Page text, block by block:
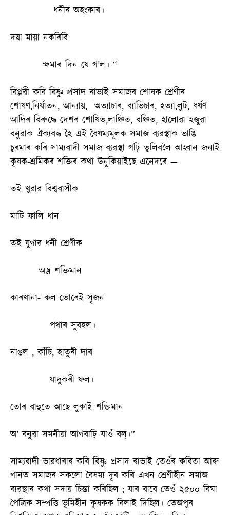
ধনীৰ অহংকাৰ।
দয়া মায়া নকৰিবি
‌‌ক্ষমাৰ দিন যে গ’ল। “
বিপ্লৱী কবি বিষ্ণু প্ৰসাদ ৰাভাই সমাজৰ শোষক শ্ৰেণীৰ
শোষণ,নিৰ্যাতন, আন্যায়, অত্যাচাৰ, ব্যাভিচাৰ, হত্যা,লুট, ধৰ্ষণ
আদিৰ বিৰুদ্ধে দেশৰ শোষিত,লাঞ্চিত, বঞ্চিত, হালোৱা হজুৱা
বনুৱাক ঐক্যবদ্ধ হৈ এই বৈষম্যমূলক সমাজ ব্যৱস্থাক ভাঙি
চুৰমাৰ কৰি সাম্যবাদী সমাজ ব্যৱস্থা গঢ়ি তুলিবলৈ আহ্বান জনাই
কৃষক-শ্ৰমিকৰ শক্তিৰ কথা উনুকিয়াইছে এনেদৰে —
তই খুৱাৱ বিশ্ববাসীক
মাটি ফালি ধান
তই যুগাৱ ধনী শ্ৰেণীক
অস্ত্ৰ শক্তিমান
কাৰখানা- কল তোৰেই সৃজন
পথাৰ সুবহল।
নাঙল , কাঁচি, হাতুৰী দাৰ
যাদুকৰী ফল।
তোৰ বাহুতে আছে লুকাই শক্তিমান
অ’ বনুৱা সমনীয়া আগবাঢ়ি যাওঁ বল্।”
সাম্যবাদী ভাৱধাৰাৰ কবি বিষ্ণু প্ৰসাদ ৰাভাই তেওঁৰ কবিতা আৰু
গানত সমাজৰ সকলো বৈষম্য দূৰ কৰি এখন শ্ৰেণীহীন সমাজ
ব্যৱস্থাৰ কথা সদায় চিন্তা কৰিছিল ; যাৰ বাবে তেওঁ ২৫০০ বিঘা
পৈত্ৰিক সম্পত্তি ভূমিহীন কৃষকক বিলাই দিছিল। তেজপুৰ